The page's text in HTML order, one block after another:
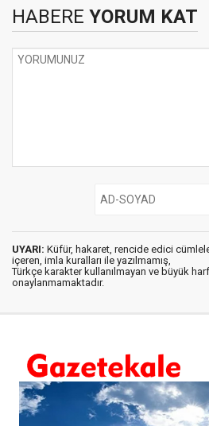
HABERE YORUM KAT
UYARI: Küfür, hakaret, rencide edici
içeren, imla kuralları ile yazılmamış,
Türkçe karakter kullanılmayan ve büyük
onaylanmamaktadır.